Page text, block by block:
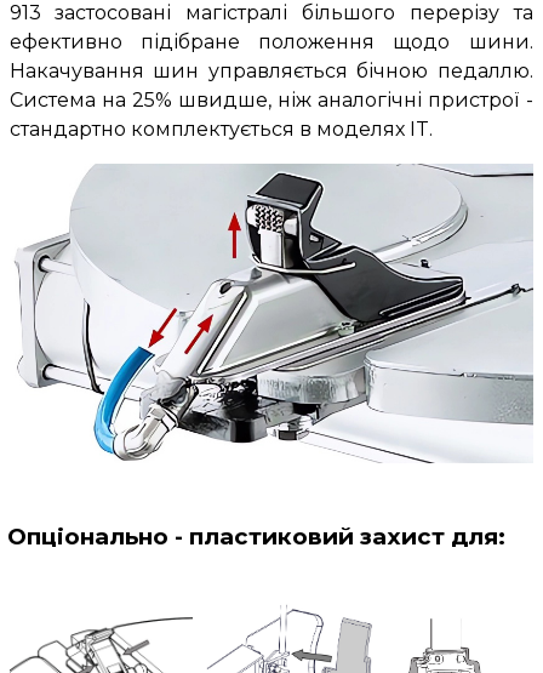
913 застосовані магістралі більшого перерізу та
ефективно підібране положення щодо шини.
Накачування шин управляється бічною педаллю.
Система на 25% швидше, ніж аналогічні пристрої -
стандартно комплектується в моделях IT.
Опціонально - пластиковий захист для: